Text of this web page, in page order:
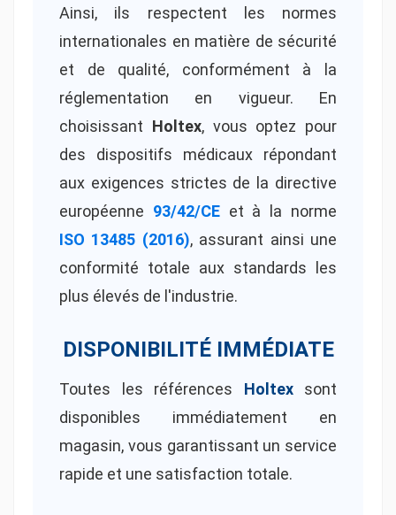
Ainsi, ils respectent les normes
internationales en matière de sécurité
et de qualité, conformément à la
réglementation en vigueur. En
choisissant Holtex, vous optez pour
des dispositifs médicaux répondant
aux exigences strictes de la directive
européenne 93/42/CEet à la norme
ISO 13485 (2016), assurant ainsi une
conformité totale aux standards les
plus élevés de l'industrie.
DISPONIBILITÉ IMMÉDIATE
Toutes les références Holtexsont
disponibles immédiatement en
magasin, vous garantissant un service
rapide et une satisfaction totale.